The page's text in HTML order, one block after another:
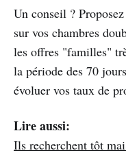
Un conseil ?
sur vos chambres
les offres "familles"
la période des 70
évoluer vos taux de
Lire aussi:
Ils recherchent tôt